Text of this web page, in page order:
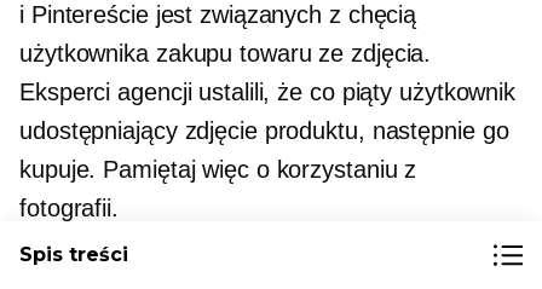
i Pintereście jest związanych z chęcią
użytkownika zakupu towaru ze zdjęcia.
Eksperci agencji ustalili, że co piąty użytkownik
udostępniający zdjęcie produktu, następnie go
kupuje. Pamiętaj więc o korzystaniu z
fotografii.
Spis treści